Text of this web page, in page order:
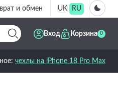
и обмен UK RU
Вход Корзина 0
чехлы на iPhone 18 Pro Max